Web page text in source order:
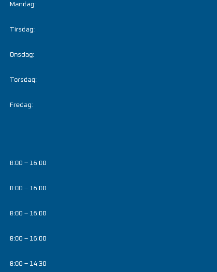
Mandag:
Tirsdag:
Onsdag:
Torsdag:
Fredag:
8:00 – 16:00
8:00 – 16:00
8:00 – 16:00
8:00 – 16:00
8:00 – 14:30